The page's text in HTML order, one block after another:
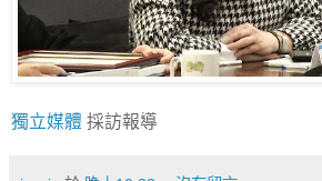
獨立媒體 採訪報導